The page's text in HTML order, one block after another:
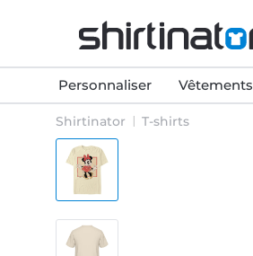
Personnaliser Vêtements
Shirtinator T-shirts